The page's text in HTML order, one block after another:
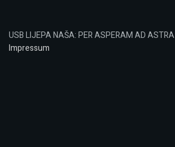
USB LIJEPA NAŠA: PER ASPERAM AD ASTRA
Impressum